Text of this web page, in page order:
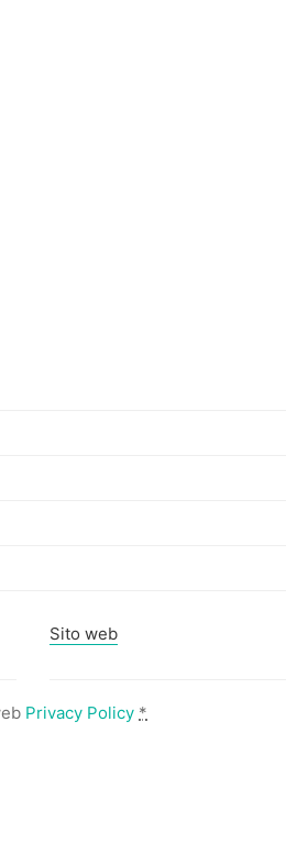
Sito web
Privacy Policy *